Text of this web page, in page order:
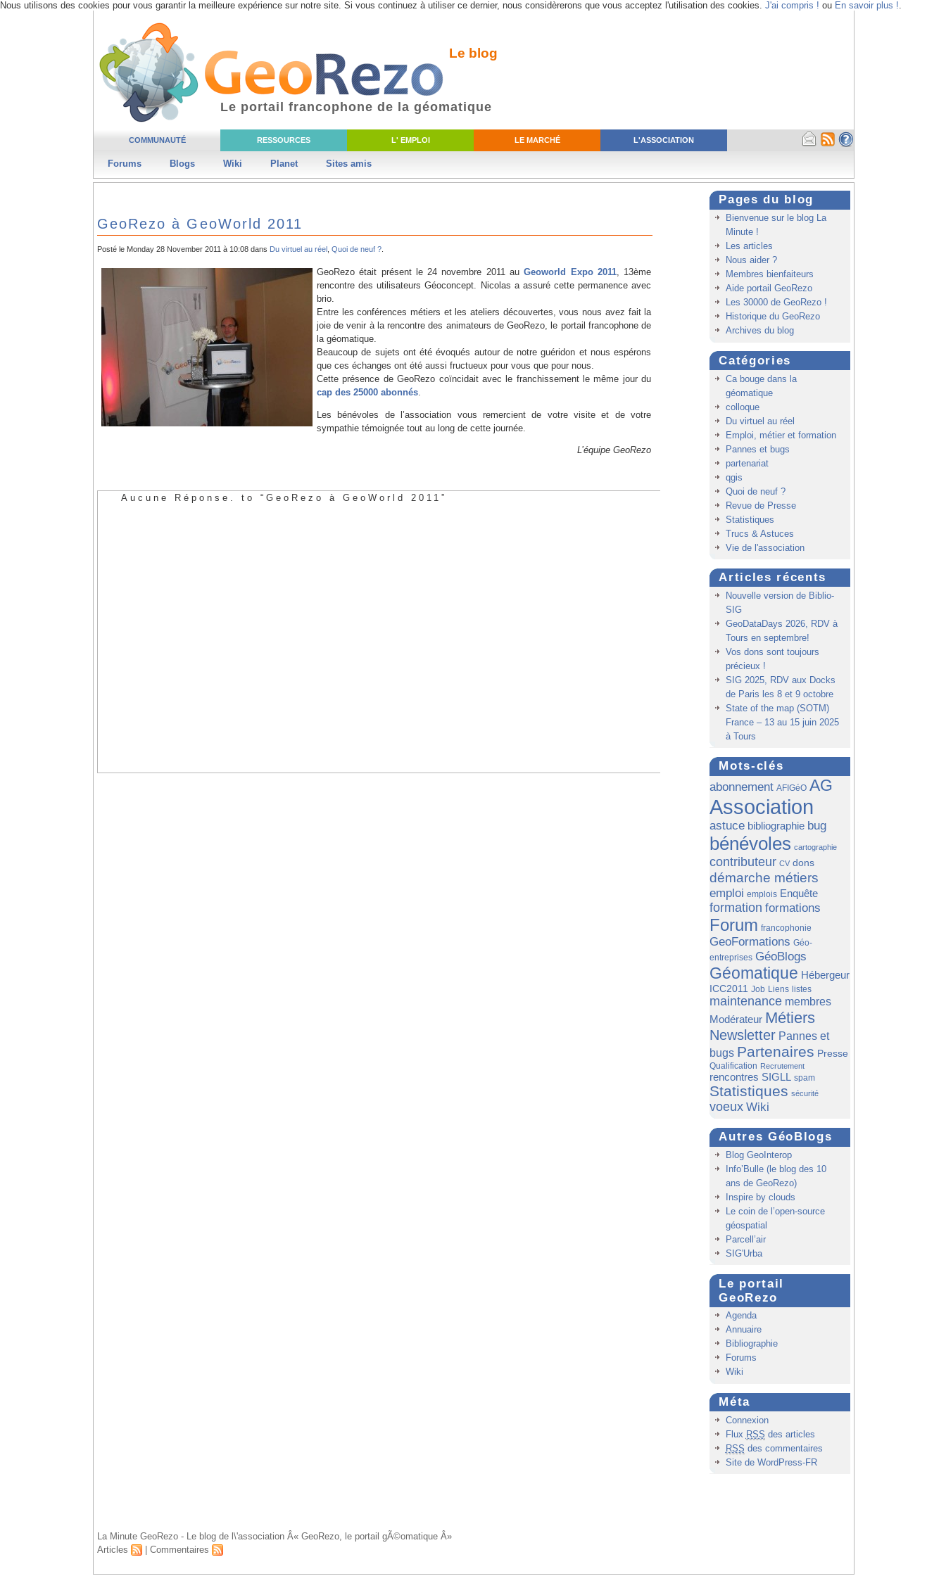
Nous utilisons des cookies pour vous garantir la meilleure expérience sur notre site. Si vous continuez à utiliser ce dernier, nous considèrerons que vous acceptez l'utilisation des cookies. J'ai compris ! ou En savoir plus !.
COMMUNAUTÉ RESSOURCES L' EMPLOI LE MARCHÉ L'ASSOCIATION
Forums Blogs Wiki Planet Sites amis
Le portail francophone de la géomatique
Le blog
GeoRezo à GeoWorld 2011
Posté le Monday 28 November 2011 à 10:08 dans Du virtuel au réel Quoi de neuf ?
GeoRezo était présent le 24 novembre 2011 auGeoworld Expo 2011, 13ème
rencontre des utilisateurs Géoconcept. Nicolas a assuré cette permanence avec
brio.
Entre les conférences métiers et les ateliers découvertes, vous nous avez fait la
joie de venir à la rencontre des animateurs de GeoRezo, le portail francophone de
la géomatique.
Beaucoup de sujets ont été évoqués autour de notre guéridon et nous espérons
que ces échanges ont été aussi fructueux pour vous que pour nous.
Cette présence de GeoRezo coïncidait avec le franchissement le même jour du
cap des 25000 abonnés
Les bénévoles de l’association vous remercient de votre visite et de votre
sympathie témoignée tout au long de cette journée.
L’équipe GeoRezo
Aucune Réponse. to “GeoRezo à GeoWorld 2011”
Pages du blog
Bienvenue sur le blog La
Minute !
Les articles
Nous aider ?
Membres bienfaiteurs
Aide portail GeoRezo
Les 30000 de GeoRezo !
Historique du GeoRezo
Archives du blog
Catégories
Ca bouge dans la
géomatique
colloque
Du virtuel au réel
Emploi, métier et formation
Pannes et bugs
partenariat
qgis
Quoi de neuf ?
Revue de Presse
Statistiques
Trucs & Astuces
Vie de l'association
Articles récents
Nouvelle version de Biblio-
SIG
GeoDataDays 2026, RDV à
Tours en septembre!
Vos dons sont toujours
précieux !
SIG 2025, RDV aux Docks
de Paris les 8 et 9 octobre
State of the map (SOTM)
France – 13 au 15 juin 2025
à Tours
Mots-clés
abonnement AFIGéO AG
Association
astuce bibliographie bug
bénévoles cartographie
contributeur CV dons
démarche métiers
emploi emplois Enquête
formation formations
Forum francophonie
GeoFormations Géo-
entreprises GéoBlogs
Géomatique Hébergeur
ICC2011 Job Liens listes
maintenance membres
Modérateur Métiers
Newsletter Pannes et
bugs Partenaires Presse
Qualification Recrutement
rencontres SIGLL spam
Statistiques sécurité
voeux Wiki
Autres GéoBlogs
Blog GeoInterop
Info’Bulle (le blog des 10
ans de GeoRezo)
Inspire by clouds
Le coin de l’open-source
géospatial
Parcell’air
SIG'Urba
Le portail
GeoRezo
Agenda
Annuaire
Bibliographie
Forums
Wiki
Méta
Connexion
Flux RSS des articles
RSS des commentaires
Site de WordPress-FR
La Minute GeoRezo - Le blog de l\'association Â« GeoRezo, le portail gÃ©omatique Â»
Articles
| Commentaires